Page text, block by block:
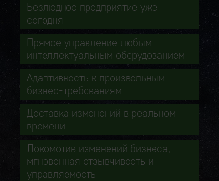
Безлюдное предприятие уже
сегодня
Прямое управление любым
интеллектуальным оборудованием
Адаптивность к произвольным
бизнес-требованиям
Доставка изменений в реальном
времени
Локомотив изменений бизнеса,
мгновенная отзывчивость и
управляемость